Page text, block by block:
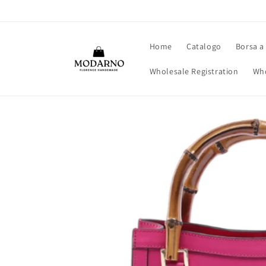
Home Catalogo Borsa
Wholesale Registration